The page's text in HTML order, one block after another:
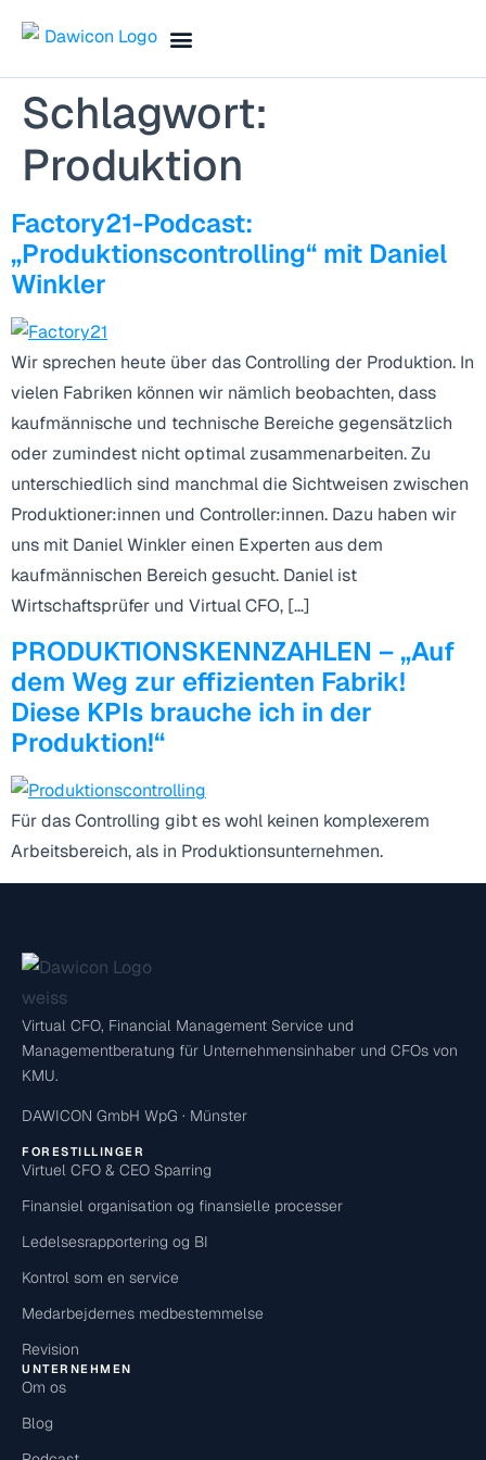
Schlagwort:
Produktion
Factory21-Podcast:
„Produktionscontrolling“ mit Daniel
Winkler
Wir sprechen heute über das Controlling der Produktion. In
vielen Fabriken können wir nämlich beobachten, dass
kaufmännische und technische Bereiche gegensätzlich
oder zumindest nicht optimal zusammenarbeiten. Zu
unterschiedlich sind manchmal die Sichtweisen zwischen
Produktioner:innen und Controller:innen. Dazu haben wir
uns mit Daniel Winkler einen Experten aus dem
kaufmännischen Bereich gesucht. Daniel ist
Wirtschaftsprüfer und Virtual CFO, […]
PRODUKTIONSKENNZAHLEN – „Auf
dem Weg zur effizienten Fabrik!
Diese KPIs brauche ich in der
Produktion!“
Für das Controlling gibt es wohl keinen komplexerem
Arbeitsbereich, als in Produktionsunternehmen.
Virtual CFO, Financial Management Service und
Managementberatung für Unternehmensinhaber und CFOs von
KMU.
DAWICON GmbH WpG · Münster
FORESTILLINGER
Virtuel CFO & CEO Sparring
Finansiel organisation og finansielle processer
Ledelsesrapportering og BI
Kontrol som en service
Medarbejdernes medbestemmelse
Revision
UNTERNEHMEN
Om os
Blog